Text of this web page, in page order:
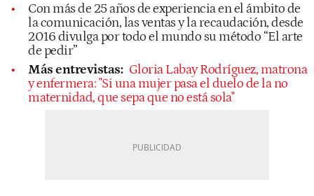
Con más de 25 años de experiencia en el ámbito de
la comunicación, las ventas y la recaudación, desde
2016 divulga por todo el mundo su método “El arte
de pedir”
Más entrevistas: Gloria Labay Rodríguez, matrona
y enfermera: "Si una mujer pasa el duelo de la no
maternidad, que sepa que no está sola"